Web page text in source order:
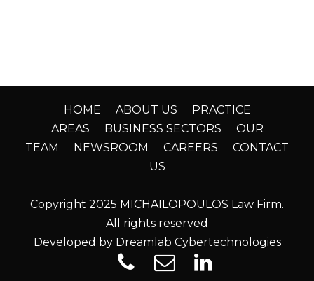
HOME ABOUT US
PRACTICE
AREAS
BUSINESS SECTORS
OUR
TEAM
NEWSROOM CAREERS
CONTACT
US
Copyright 2025 MICHAILOPOULOS Law Firm.
All rights reserved
Developed by Dreamlab Cybertechnologies